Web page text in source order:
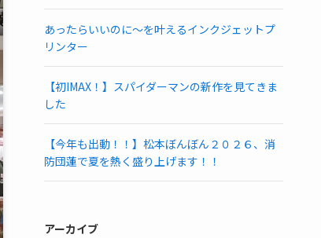
あったらいいのに～を叶えるインクジェットプ
リンター
【初IMAX！】スパイダーマンの新作を見てきま
した
【今年も出動！！】松本ぼんぼん２０２６、消
防団蓮で夏を熱く盛り上げます！！
アーカイブ